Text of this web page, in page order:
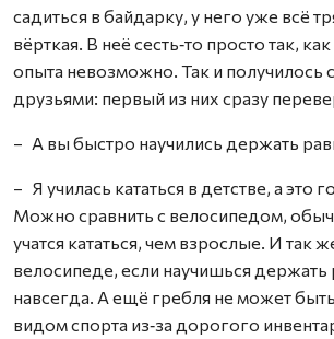
садиться в байдарку, у него уже всё
вёрткая. В неё сесть‑то просто так,
опыта невозможно. Так и получилось
друзьями: первый из них сразу
– А вы быстро научились держать
– Я училась кататься в детстве, а это
Можно сравнить с велосипедом,
учатся кататься, чем взрослые. И так
велосипеде, если научишься держать
навсегда. А ещё гребля не может
видом спорта из‑за дорогого